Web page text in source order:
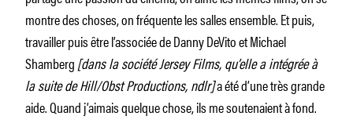
montre des choses, on fréquente les salles ensemble. Et puis,
travailler puis être l’associée de Danny DeVito et Michael
Shamberg[dans la société Jersey Films, qu’elle a intégrée à
la suite de Hill/Obst Productions, ndlr]a été d’une très grande
aide. Quand j’aimais quelque chose, ils me soutenaient à fond.